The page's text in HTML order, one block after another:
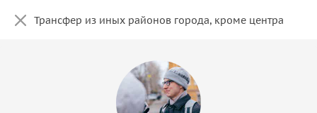
Трансфер из иных районов города, кроме центра